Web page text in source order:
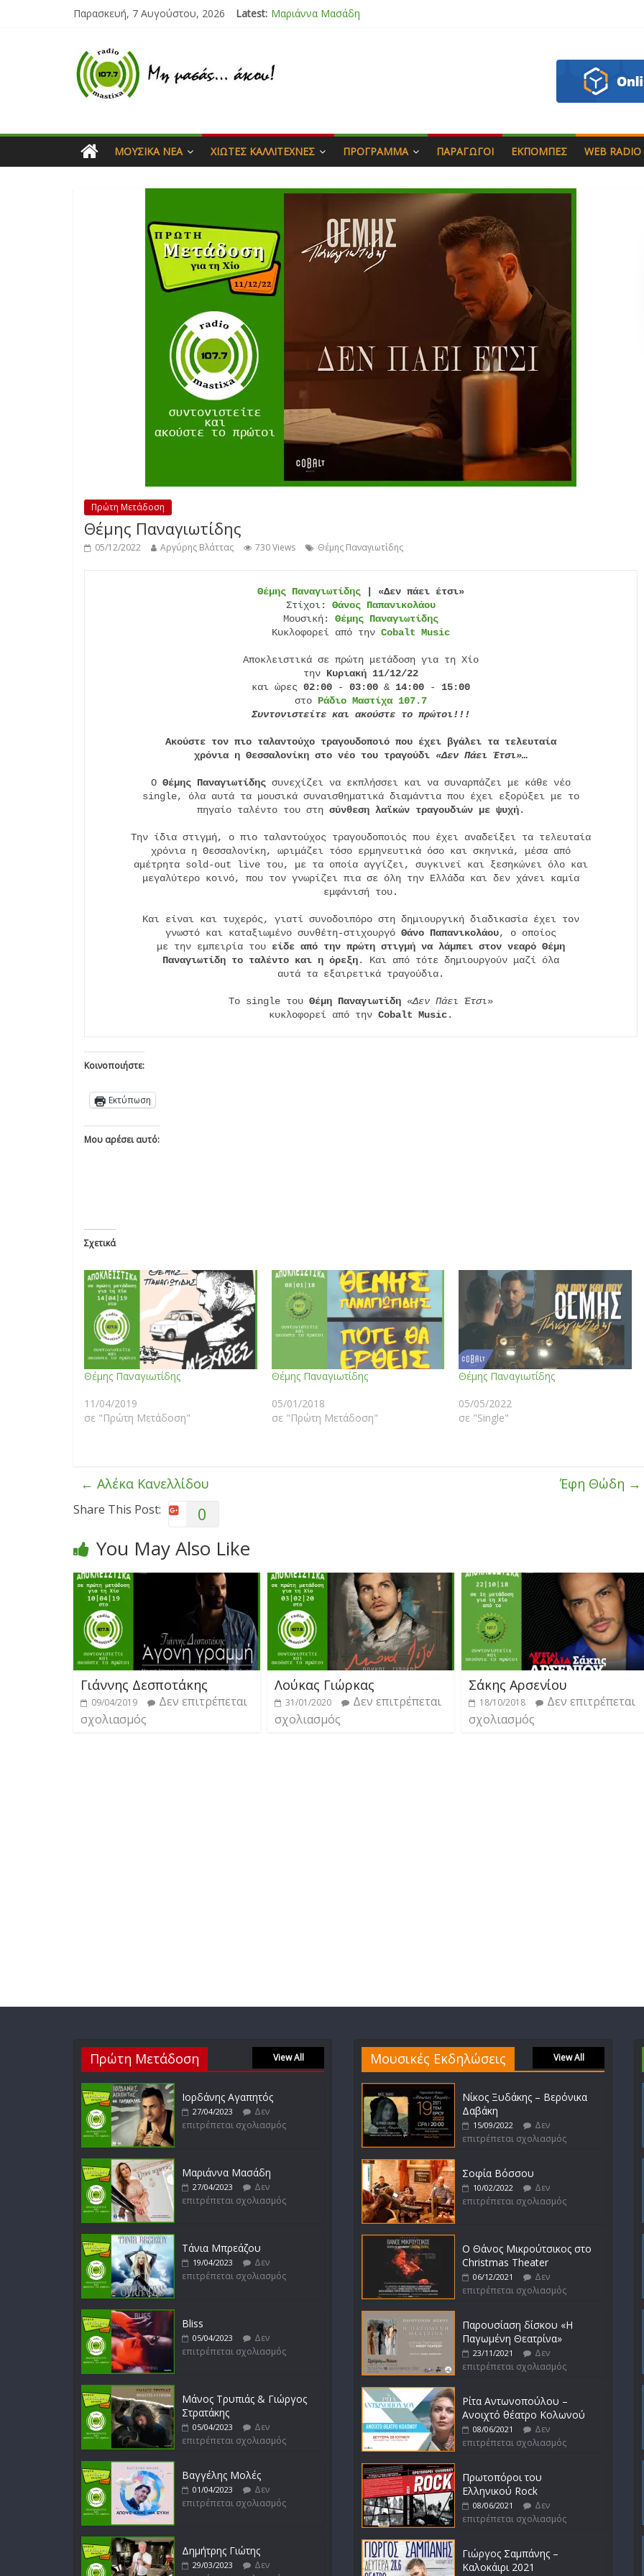
Παρασκευή, 7 Αυγούστου, 2026 Latest: Μαριάννα Μασάδη
Ιορδάνης Αγαπητός
ΜΟΥΣΙΚΆ ΝΈΑ ΧΙΏΤΕΣ ΚΑΛΛΙΤΈΧΝΕΣ ΠΡΌΓΡΑΜΜΑ ΠΑΡΑΓΩΓΟΊ ΕΚΠΟΜΠΈΣ WEB RADIO
Πρώτη Μετάδοση
Θέμης Παναγιωτίδης
05/12/2022 Αργύρης Βλάττας 730 Views Θέμης Παναγιωτίδης
Θέμης Παναγιωτίδης
| «Δεν πάει έτσι»
Στίχοι: Θάνος Παπανικολάου
Μουσική: Θέμης Παναγιωτίδης
Κυκλοφορεί από την Cobalt Music
Αποκλειστικά σε πρώτη μετάδοση για τη Χίο
την Κυριακή 11/12/22
και ώρες 02:00 - 03:00 & 14:00 -
15:00
στο Ράδιο Μαστίχα 107.7
Συντονιστείτε και ακούστε το πρώτοι!!!
Ακούστε τον πιο ταλαντούχο τραγουδοποιό που έχει βγάλει τα τελευταία
χρόνια η Θεσσαλονίκη στο νέο του τραγούδι «Δεν Πάει Έτσι»…
Ο Θέμης Παναγιωτίδης συνεχίζει να εκπλήσσει και να συναρπάζει με κάθε νέο
single, όλα αυτά τα μουσικά συναισθηματικά διαμάντια που έχει εξορύξει με το
πηγαίο ταλέντο του στη σύνθεση λαϊκών τραγουδιών με ψυχή.
Την ίδια στιγμή, ο πιο ταλαντούχος τραγουδοποιός που έχει αναδείξει τα τελευταία
χρόνια η Θεσσαλονίκη, ωριμάζει τόσο ερμηνευτικά όσο και σκηνικά, μέσα από
αμέτρητα sold-out live του, με τα οποία αγγίζει, συγκινεί και ξεσηκώνει όλο και
μεγαλύτερο κοινό, που τον γνωρίζει πια σε όλη την Ελλάδα και δεν χάνει καμία
εμφάνισή του.
Και είναι και τυχερός, γιατί συνοδοιπόρο στη δημιουργική διαδικασία έχει τον
γνωστό και καταξιωμένο συνθέτη-στιχουργό Θάνο Παπανικολάου, ο οποίος
με την εμπειρία του είδε από την πρώτη στιγμή να λάμπει στον νεαρό Θέμη
Παναγιωτίδη το ταλέντο και η όρεξη. Και από τότε δημιουργούν μαζί όλα
αυτά τα εξαιρετικά τραγούδια.
Το single του Θέμη Παναγιωτίδη «Δεν Πάει Έτσι»
κυκλοφορεί από την Cobalt Music.
Κοινοποιήστε:
Εκτύπωση
Μου αρέσει αυτό:
Σχετικά
Θέμης Παναγιωτίδης
11/04/2019
σε "Πρώτη Μετάδοση"
Θέμης Παναγιωτίδης
05/01/2018
σε "Πρώτη Μετάδοση"
Θέμης Παναγιωτίδης
05/05/2022
σε "Single"
← Αλέκα Κανελλίδου Έφη Θώδη →
Share This Post: 0
You May Also Like
Γιάννης Δεσποτάκης
09/04/2019
Δεν επιτρέπεται
σχολιασμός
Λούκας Γιώρκας
31/01/2020
Δεν επιτρέπεται
σχολιασμός
Σάκης Αρσενίου
18/10/2018
Δεν επιτρέπεται
σχολιασμός
Πρώτη Μετάδοση View All
Ιορδάνης Αγαπητός
27/04/2023
Δεν
επιτρέπεται σχολιασμός
Μαριάννα Μασάδη
27/04/2023
Δεν
επιτρέπεται σχολιασμός
Τάνια Μπρεάζου
19/04/2023
Δεν
επιτρέπεται σχολιασμός
Bliss
05/04/2023
Δεν
επιτρέπεται σχολιασμός
Μάνος Τρυπιάς & Γιώργος
Στρατάκης
05/04/2023
Δεν
επιτρέπεται σχολιασμός
Βαγγέλης Μολές
01/04/2023
Δεν
επιτρέπεται σχολιασμός
Δημήτρης Γιώτης
29/03/2023
Δεν
Μουσικές Εκδηλώσεις View All
Νίκος Ξυδάκης – Βερόνικα
Δαβάκη
15/09/2022
Δεν
επιτρέπεται σχολιασμός
Σοφία Βόσσου
10/02/2022
Δεν
επιτρέπεται σχολιασμός
Ο Θάνος Μικρούτσικος στο
Christmas Theater
06/12/2021
Δεν
επιτρέπεται σχολιασμός
Παρουσίαση δίσκου «Η
Παγωμένη Θεατρίνα»
23/11/2021
Δεν
επιτρέπεται σχολιασμός
Ρίτα Αντωνοπούλου –
Ανοιχτό θέατρο Κολωνού
08/06/2021
Δεν
επιτρέπεται σχολιασμός
Πρωτοπόροι του
Ελληνικού Rock
08/06/2021
Δεν
επιτρέπεται σχολιασμός
Γιώργος Σαμπάνης –
Καλοκάιρι 2021